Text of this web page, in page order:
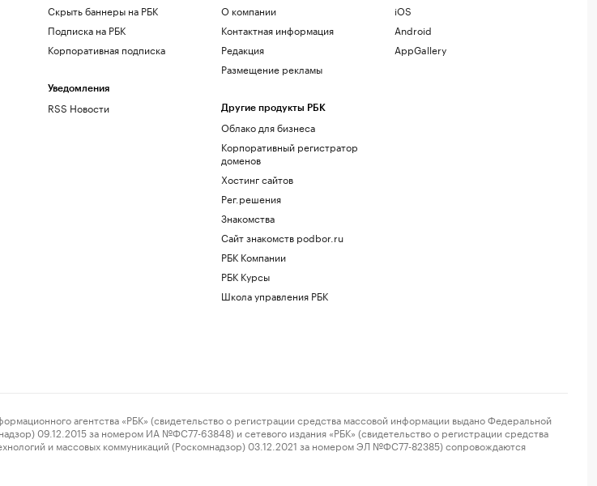
Скрыть баннеры на РБК
Подписка на РБК
Корпоративная подписка
Уведомления
RSS Новости
О компании
Контактная информация
Редакция
Размещение рекламы
Другие продукты РБК
Облако для бизнеса
Корпоративный регистратор
доменов
Хостинг сайтов
Рег.решения
Знакомства
Сайт знакомств podbor.ru
РБК Компании
РБК Курсы
Школа управления РБК
iOS
Android
AppGallery
агентства «РБК» (свидетельство о регистрации средства массовой информации выдано Федеральной
09.12.2015 за номером ИА №ФС77-63848) и сетевого издания «РБК» (свидетельство о регистрации средства
и массовых коммуникаций (Роскомнадзор) 03.12.2021 за номером ЭЛ №ФС77-82385) сопровождаются